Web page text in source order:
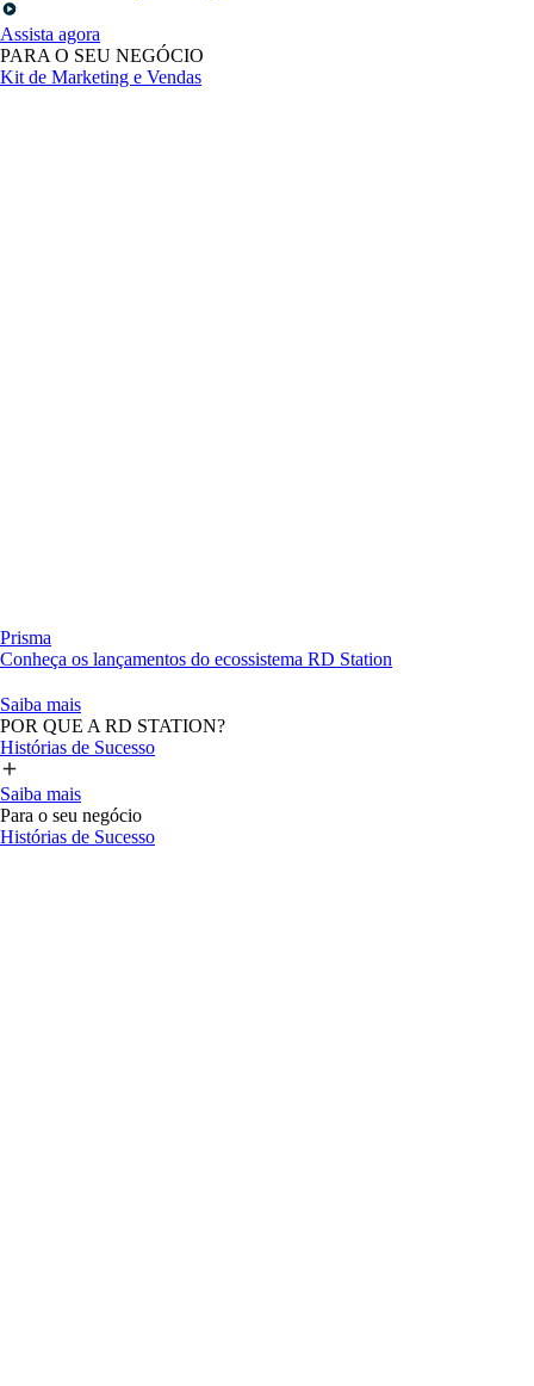
Assista agora
PARA O SEU NEGÓCIO
Kit de Marketing e Vendas
Prisma
Conheça os lançamentos do ecossistema RD Station
Saiba mais
POR QUE A RD STATION?
Histórias de Sucesso
Saiba mais
Para o seu negócio
Histórias de Sucesso